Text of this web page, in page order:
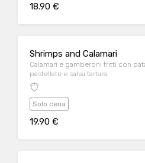
18.90 €
Shrimps and Calamari
Calamari e gamberoni fritti con
pastellate e salsa tartara
Solo cena
19.90 €